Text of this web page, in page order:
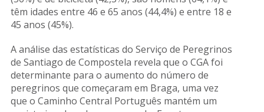
têm idades entre 46 e 65 anos (44,4%) e entre 18 e
45 anos (45%).
A análise das estatísticas do Serviço de Peregrinos
de Santiago de Compostela revela que o CGA foi
determinante para o aumento do número de
peregrinos que começaram em Braga, uma vez
que o Caminho Central Português mantém um